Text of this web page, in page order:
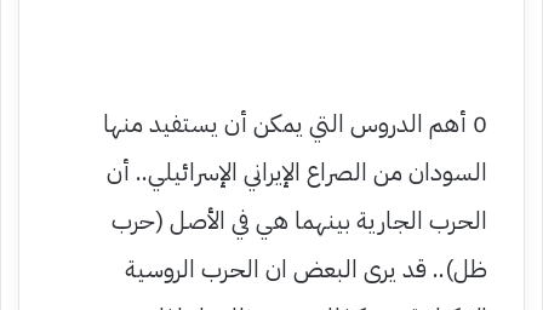
0 أهم الدروس التي يمكن أن يستفيد منها
السودان من الصراع الإيراني الإسرائيلي.. أن
الحرب الجارية بينهما هي في الأصل (حرب
ظل).. قد يرى البعض ان الحرب الروسية